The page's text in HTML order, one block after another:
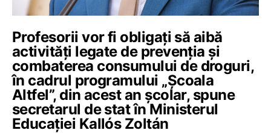
Profesorii vor fi obligați să aibă
activități legate de prevenția și
combaterea consumului de droguri,
în cadrul programului „Școala
Altfel”, din acest an școlar, spune
secretarul de stat în Ministerul
Educației Kallós Zoltán